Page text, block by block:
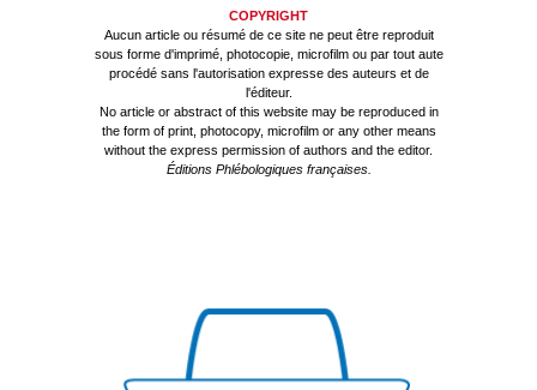
COPYRIGHT
Aucun article ou résumé de ce site ne peut être reproduit
sous forme d'imprimé, photocopie, microfilm ou par tout aute
procédé sans l'autorisation expresse des auteurs et de
l'éditeur.
No article or abstract of this website may be reproduced in
the form of print, photocopy, microfilm or any other means
without the express permission of authors and the editor.
Éditions Phlébologiques françaises.